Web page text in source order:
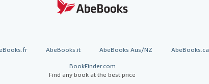
AbeBooks.it AbeBooks Aus/NZ AbeBooks.ca
BookFinder.com
Find any book at the best price